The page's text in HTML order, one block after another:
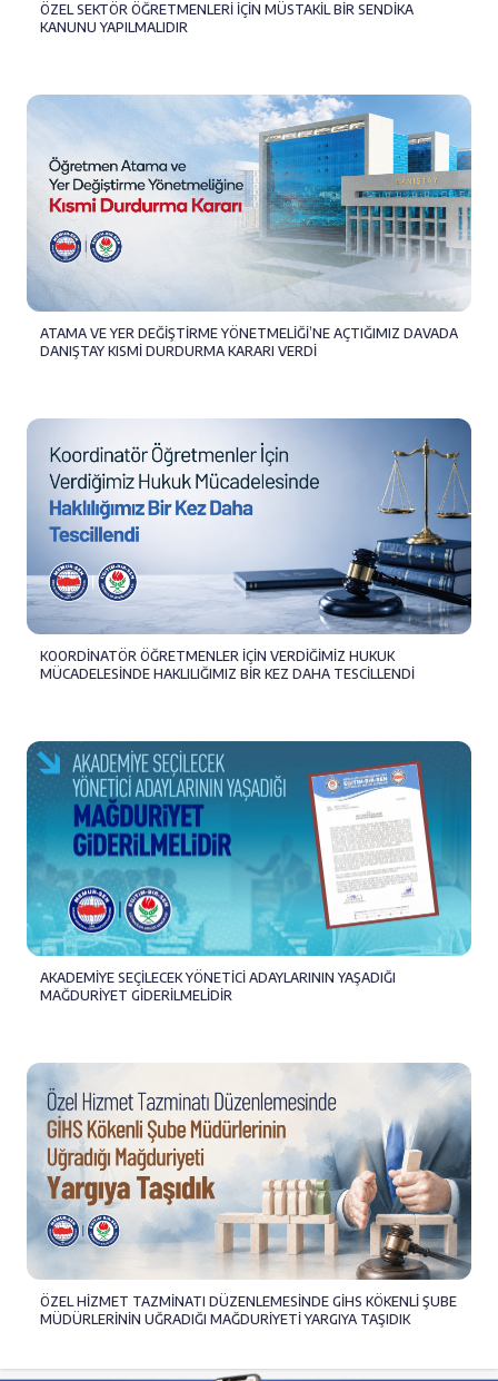
ÖZEL SEKTÖR ÖĞRETMENLERİ İÇİN MÜSTAKİL BİR SENDİKA
KANUNU YAPILMALIDIR
ATAMA VE YER DEĞİŞTİRME YÖNETMELİĞİ’NE AÇTIĞIMIZ DAVADA
DANIŞTAY KISMİ DURDURMA KARARI VERDİ
KOORDİNATÖR ÖĞRETMENLER İÇİN VERDİĞİMİZ HUKUK
MÜCADELESİNDE HAKLILIĞIMIZ BİR KEZ DAHA TESCİLLENDİ
AKADEMİYE SEÇİLECEK YÖNETİCİ ADAYLARININ YAŞADIĞI
MAĞDURİYET GİDERİLMELİDİR
ÖZEL HİZMET TAZMİNATI DÜZENLEMESİNDE GİHS KÖKENLİ ŞUBE
MÜDÜRLERİNİN UĞRADIĞI MAĞDURİYETİ YARGIYA TAŞIDIK